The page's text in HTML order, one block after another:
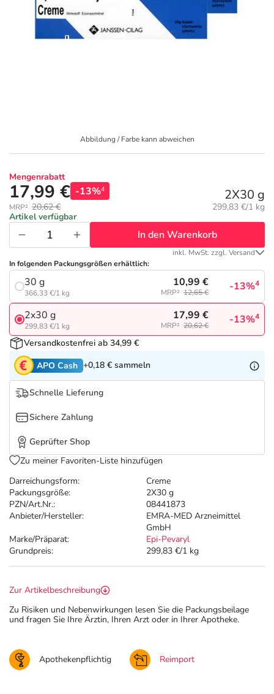
Mutter & Kind
Natur & Homöopathie
Sanitätshaus
Sport & Fitness
Tierapotheke
Vitamine & Mineralstoffe
Marken
Geschenkideen
Reiseapotheke
Sonnenpflege
Sommerpflege für Haar und Kopfhaut
Täglich gut versorgt
Fragen und Antworten
Beliebte Beiträge
E-Rezept App
5% Extra Cash
Evolsin Deals
Nattermann Deals
R(h)ein Nutrition Deals
Refluthin, Lasea & Carmenthin Deals
Salus Deals
Abbildung / Farbe kann abweichen
Darreichungsform:
Creme
Packungsgröße:
2X30 g
PZN/Art.Nr.:
08441873
Anbieter/Hersteller:
EMRA-MED Arzneimittel
GmbH
Marke/Präparat:
Epi-Pevaryl
Grundpreis:
299,83 €/1 kg
Mengenrabatt
17,99 € -13%4
MRP² 20,62 €
2X30 g
Grundpreis:
299,83 €/1 kg
Artikel verfügbar
In den Warenkorb
inkl. MwSt. zzgl. Versand
In folgenden Packungsgrößen erhältlich:
30 g
366,33 €/1 kg
10,99 €
MRP² 12,65 € -13%4
2x30 g
299,83 €/1 kg
17,99 €
MRP² 20,62 € -13%4
Versandkostenfrei ab 34,99 €
APO Cash +0,18 € sammeln
Schnelle Lieferung
Sichere Zahlung
Geprüfter Shop
Zu meiner Favoriten-Liste hinzufügen
Zur Artikelbeschreibung
Zu Risiken und Nebenwirkungen lesen Sie die Packungsbeilage
und fragen Sie Ihre Ärztin, Ihren Arzt oder in Ihrer Apotheke.
Apothekenpflichtig Reimport